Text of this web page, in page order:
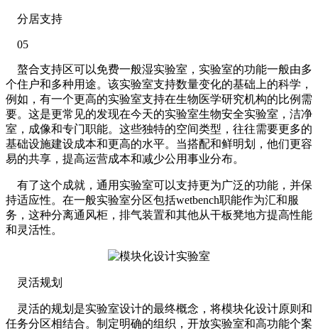
分居支持
05
螯合支持区可以免费一般湿实验室，实验室的功能一般由多
个住户和多种用途。该实验室支持数量变化的基础上的科学，
例如，有一个更高的实验室支持在生物医学研究机构的比例需
要。这是更常见的发现在今天的实验室生物安全实验室，洁净
室，成像和专门职能。这些独特的空间类型，往往需要更多的
基础设施建设成本和更高的水平。当搭配和鲜明划，他们更容
易的共享，提高运营成本和减少公用事业分布。
有了这个成就，通用实验室可以支持更为广泛的功能，并保
持适应性。在一般实验室分区包括wetbench职能作为汇和服
务，这种分离通风柜，排气装置和其他从干板凳地方提高性能
和灵活性。
灵活规划
灵活的规划是实验室设计的最终概念，将模块化设计原则和
任务分区相结合。制定明确的组织，开放实验室和高功能个案